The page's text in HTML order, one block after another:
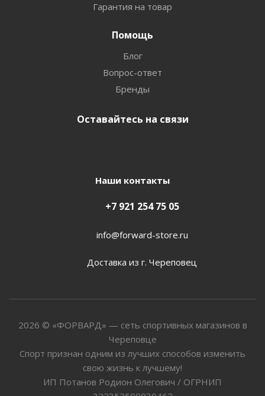
Гарантия на товар
Помощь
Блог
Вопрос-ответ
Бренды
Оставайтесь на связи
Наши контакты
+7 921 254 75 05
info@forward-store.ru
Доставка из г. Череповец
2026 © «ФОРВАРД» — сеть спортивных магазинов в
Череповце
Спорт признан одним из лучших способов изменить
свою жизнь к лучшему!
ИП Потанов Родион Олегович / ОГРНИП